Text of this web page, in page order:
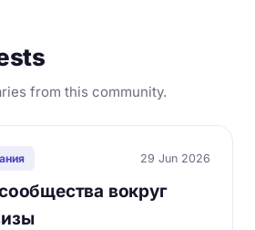
from this community.
29 Jun 2026
вокруг